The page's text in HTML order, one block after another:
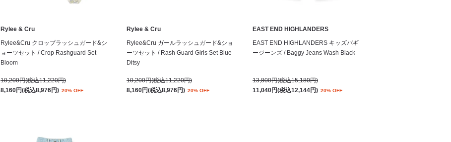
Rylee & Cru
Rylee&Cru クロップラッシュガード&シ
ョーツセット / Crop Rashguard Set
Bloom
10,200円(税込11,220円)
8,160円(税込8,976円) 20% OFF
Rylee & Cru
Rylee&Cru ガールラッシュガード&ショ
ーツセット / Rash Guard Girls Set Blue
Ditsy
10,200円(税込11,220円)
8,160円(税込8,976円) 20% OFF
EAST END HIGHLANDERS
EAST END HIGHLANDERS キッズバギ
ージーンズ / Baggy Jeans Wash Black
13,800円(税込15,180円)
11,040円(税込12,144円) 20% OFF